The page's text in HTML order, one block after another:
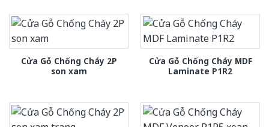
Cửa Gỗ Chống Cháy 2P
son xam
Cửa Gỗ Chống Cháy MDF
Laminate P1R2